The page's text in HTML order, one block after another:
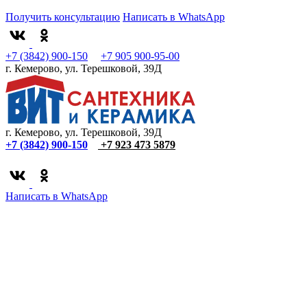
Получить консультацию Написать в WhatsApp
+7 (3842) 900-150
+7 905 900-95-00
г. Кемерово, ул. Терешковой, 39Д
г. Кемерово, ул. Терешковой, 39Д
+7 (3842) 900-150
+7 923 473 5879
Написать в WhatsApp